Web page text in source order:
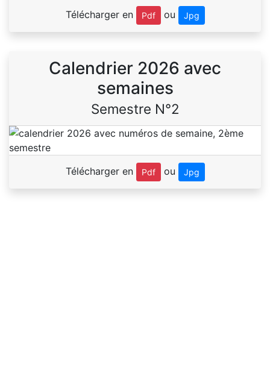
Télécharger en Pdf ou Jpg
Calendrier 2026 avec
semaines
Semestre N°2
Télécharger en Pdf ou Jpg